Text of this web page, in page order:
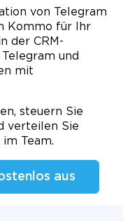
von Telegram
Kommo für Ihr
der CRM-
und
mit
steuern Sie
verteilen Sie
Team.
aus